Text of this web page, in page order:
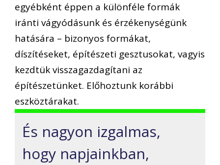
egyébként éppen a különféle formák
iránti vágyódásunk és érzékenységünk
hatására – bizonyos formákat,
díszítéseket, építészeti gesztusokat, vagyis
kezdtük visszagazdagítani az
építészetünket. Előhoztunk korábbi
eszköztárakat.
És nagyon izgalmas,
hogy napjainkban,